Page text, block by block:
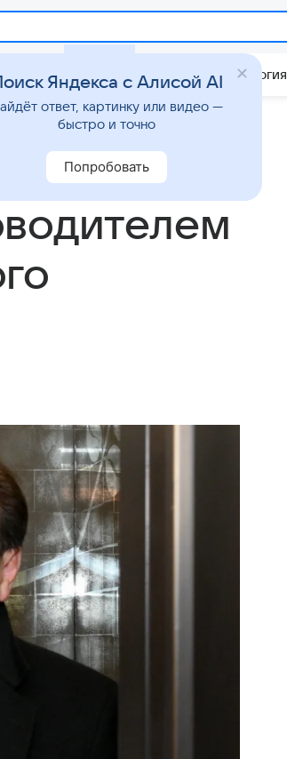
Гороскопы Стиль жизни Психология
Яндекса с Алисой AI
ответ, картинку или видео —
быстро и точно
Попробовать